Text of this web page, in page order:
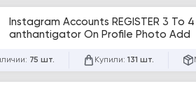
Instagram Accounts REGISTER 3 To
anthantigator On Profile Photo Add
75 шт. Купили: 131 шт.